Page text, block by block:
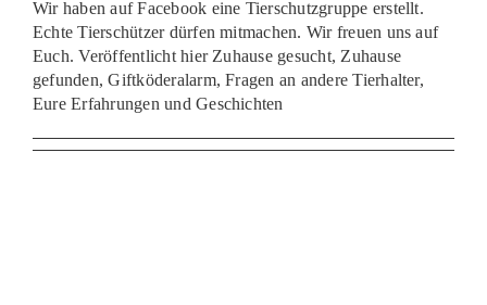
PATENSCHAFTEN
HELFER WERDEN
Wir haben auf Facebook eine Tierschutzgruppe erstellt.
Echte Tierschützer dürfen mitmachen. Wir freuen uns auf
Euch. Veröffentlicht hier Zuhause gesucht, Zuhause
gefunden, Giftköderalarm, Fragen an andere Tierhalter,
Eure Erfahrungen und Geschichten